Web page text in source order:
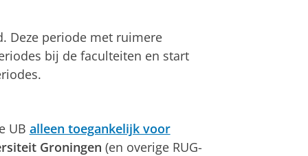
Deze periode met ruimere
bij de faculteiten en start
UB alleen toegankelijk voor
Groningen (en overige RUG-